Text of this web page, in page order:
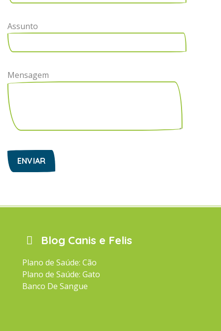
Assunto
Mensagem
Blog Canis e Felis
Plano de Saúde: Cão
Plano de Saúde: Gato
Banco De Sangue